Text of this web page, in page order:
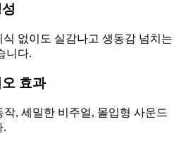
없이도 실감나고 생동감 넘치는
니다.
효과
, 세밀한 비주얼, 몰입형 사운드
.